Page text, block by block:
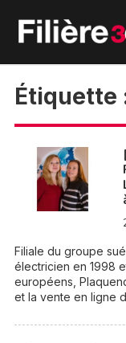
Étiquette
Filiale du groupe
électricien en 1998
européens,
et la vente en ligne